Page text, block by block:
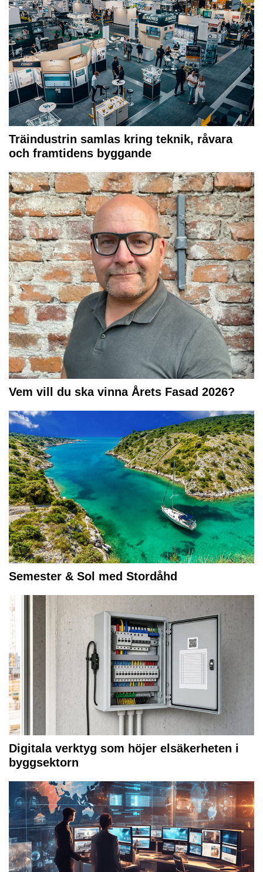
Träindustrin samlas kring teknik, råvara
och framtidens byggande
Vem vill du ska vinna Årets Fasad 2026?
Semester & Sol med Stordåhd
Digitala verktyg som höjer elsäkerheten i
byggsektorn